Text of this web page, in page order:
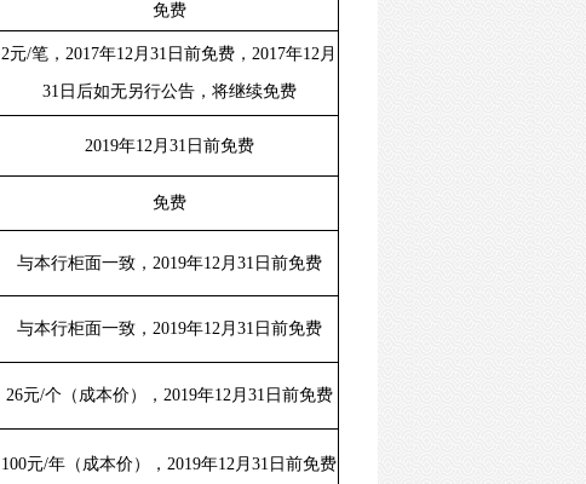
免费
2元/笔，2017年12月31日前免费，2017年12月
31日后如无另行公告，将继续免费
2019年12月31日前免费
免费
与本行柜面一致，2019年12月31日前免费
与本行柜面一致，2019年12月31日前免费
26元/个（成本价），2019年12月31日前免费
100元/年（成本价），2019年12月31日前免费